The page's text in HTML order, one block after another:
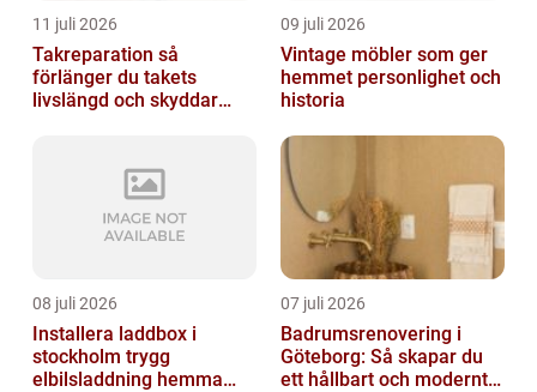
11 juli 2026
Takreparation så
förlänger du takets
livslängd och skyddar
09 juli 2026
Vintage möbler som ger
hemmet personlighet och
historia
08 juli 2026
Installera laddbox i
stockholm trygg
elbilsladdning hemma
07 juli 2026
Badrumsrenovering i
Göteborg: Så skapar du
ett hållbart och modernt